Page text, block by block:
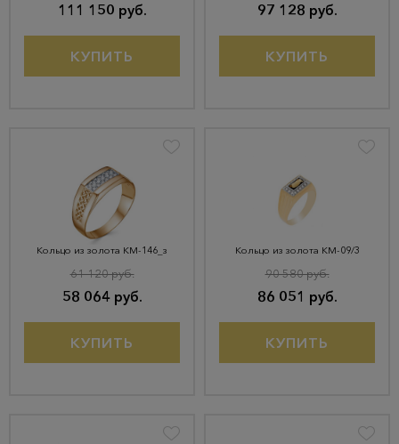
111 150 руб.
КУПИТЬ
97 128 руб.
КУПИТЬ
Кольцо из золота КМ-146_з
58 064 руб.
61 120 руб.
КУПИТЬ
Кольцо из золота КМ-09/3
86 051 руб.
90 580 руб.
КУПИТЬ